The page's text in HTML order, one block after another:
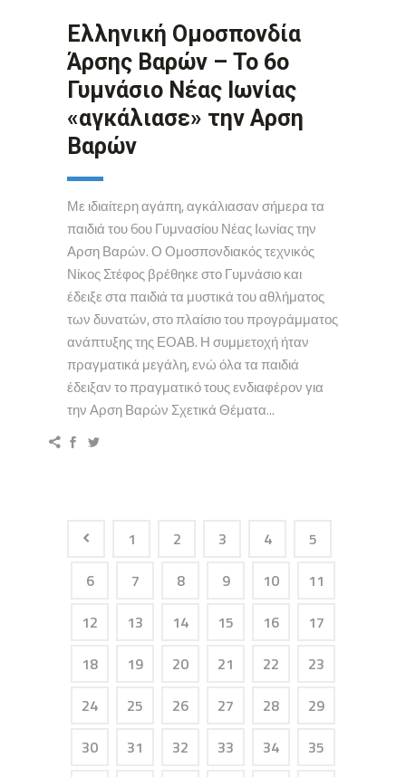
Ελληνική Ομοσπονδία
Άρσης Βαρών – Το 6ο
Γυμνάσιο Νέας Ιωνίας
«αγκάλιασε» την Αρση
Βαρών
Με ιδιαίτερη αγάπη, αγκάλιασαν σήμερα τα
παιδιά του 6ου Γυμνασίου Νέας Ιωνίας την
Αρση Βαρών. Ο Ομοσπονδιακός τεχνικός
Νίκος Στέφος βρέθηκε στο Γυμνάσιο και
έδειξε στα παιδιά τα μυστικά του αθλήματος
των δυνατών, στο πλαίσιο του προγράμματος
ανάπτυξης της ΕΟΑΒ. Η συμμετοχή ήταν
πραγματικά μεγάλη, ενώ όλα τα παιδιά
έδειξαν το πραγματικό τους ενδιαφέρον για
την Αρση Βαρών Σχετικά Θέματα...
1 2 3 4
5
6
7 8 9 10
11
12
13 14 15 16
17
18
19 20 21 22
23
24
25 26 27 28
29
30
31 32 33 34
35